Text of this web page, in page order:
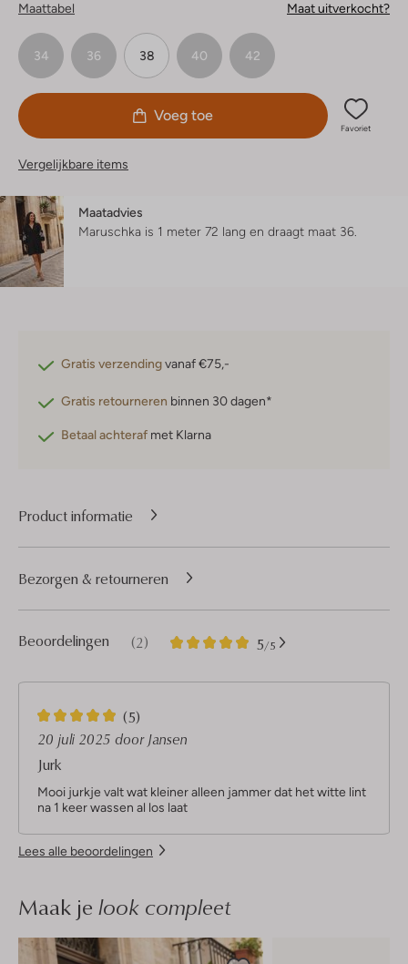
Maattabel Maat uitverkocht?
34 36 38 40 42
Voeg toe
Favoriet
Vergelijkbare items
Maatadvies
Maruschka is 1 meter 72 lang en draagt maat 36.
Gratis verzendingvanaf €75,-
Gratis retourneren binnen 30 dagen*
Betaal achteraf met Klarna
Product informatie
Beoordelingen (2) 5/5
2
5
Bezorgen & retourneren
5
t
e
r
r
(5)
20 juli 2025 door Jansen
Jurk
Mooi jurkje valt wat kleiner alleen jammer dat het witte lint
na 1 keer wassen al los laat
Lees alle beoordelingen
Maak je look compleet